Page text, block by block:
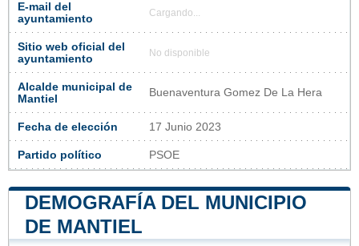
E-mail del
ayuntamiento
Cargando...
Sitio web oficial del
ayuntamiento
No disponible
Alcalde municipal de
Mantiel
Buenaventura Gomez De La Hera
Fecha de elección 17 Junio 2023
Partido político PSOE
DEMOGRAFÍA DEL MUNICIPIO
DE MANTIEL